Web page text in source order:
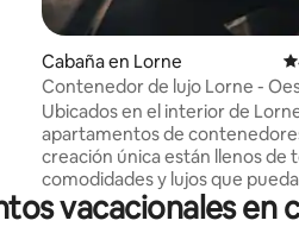
Cabaña en Lorne
Contenedor de lujo Lorne -
Ubicados en el interior de
apartamentos de
creación única están llenos de
comodidades y lujos que
necesitar. Con una zona de
totalmente equipada, estos
vacacionales en